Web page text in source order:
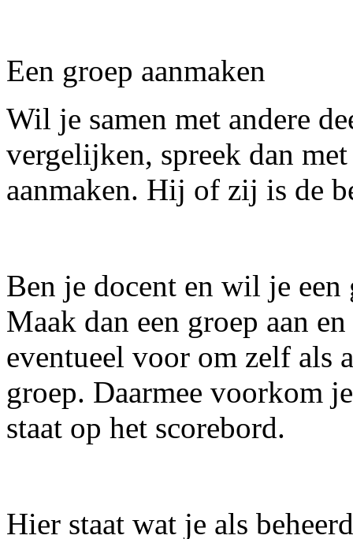
Een groep aanmaken
Wil je samen met andere
vergelijken, spreek dan
aanmaken. Hij of zij is de
Ben je docent en wil je
Maak dan een groep aan
eventueel voor om zelf als
groep. Daarmee voorkom
staat op het scorebord.
Hier staat wat je als